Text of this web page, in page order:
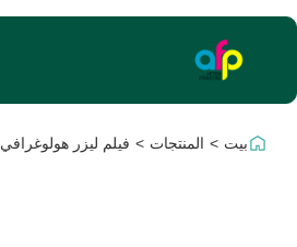
بيت > المنتجات > فيلم ليزر هولوغرافي